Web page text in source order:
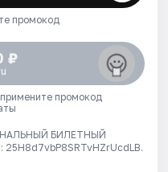
промокод
₽
промокод
БИЛЕТНЫЙ